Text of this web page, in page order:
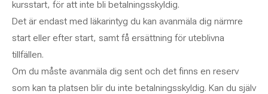
kursstart, för att inte bli betalningsskyldig.
Det är endast med läkarintyg du kan avanmäla dig närmre
start eller efter start, samt få ersättning för uteblivna
tillfällen.
Om du måste avanmäla dig sent och det finns en reserv
som kan ta platsen blir du inte betalningsskyldig. Kan du själv